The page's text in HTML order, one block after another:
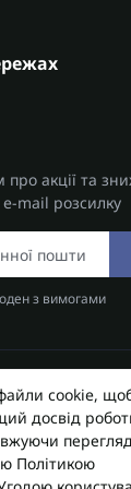
акції та
mail розсилку
з вимогами
АКПП | Ремонт
cookie,
досвід
Політикою